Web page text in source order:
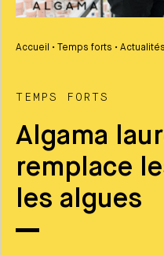
Accueil • Temps forts • Actualités
TEMPS FORTS
Algama
remplace
les algues